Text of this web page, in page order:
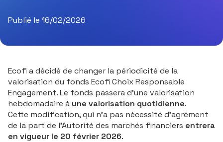
Publié le 16/02/2026
Ecofi a décidé de changer la périodicité de la
valorisation du fonds Ecofi Choix Responsable
Engagement. Le fonds passera d’une valorisation
hebdomadaire à une valorisation quotidienne.
Cette modification, qui n’a pas nécessité d’agrément
de la part de l’Autorité des marchés financiers entrera
en vigueur le 20 février 2026.